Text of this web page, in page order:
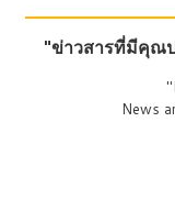
"ข่าวสารที่มีคุณ
News